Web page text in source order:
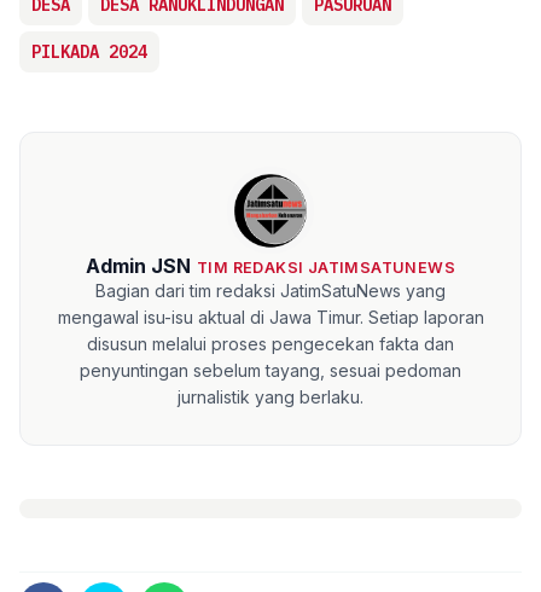
DESA DESA RANUKLINDUNGAN PASURUAN
PILKADA 2024
Admin JSN TIM REDAKSI JATIMSATUNEWS
Bagian dari tim redaksi JatimSatuNews yang
mengawal isu-isu aktual di Jawa Timur. Setiap laporan
disusun melalui proses pengecekan fakta dan
penyuntingan sebelum tayang, sesuai pedoman
jurnalistik yang berlaku.